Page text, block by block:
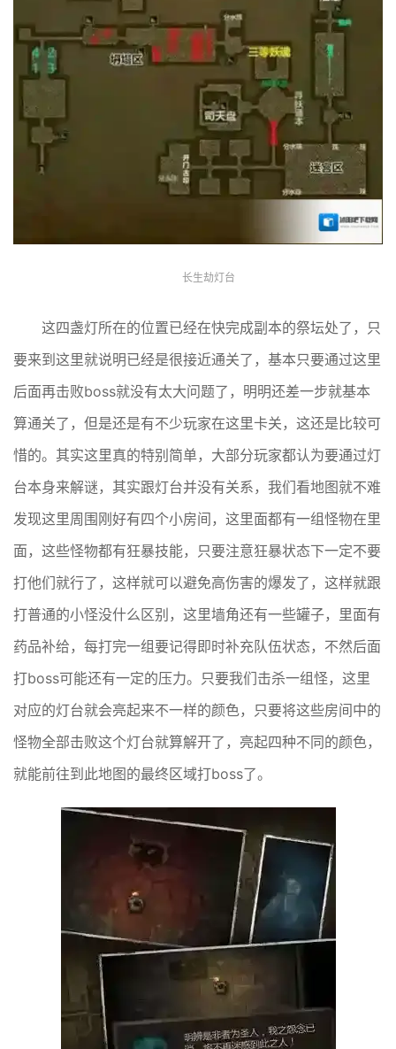
长生劫灯台
这四盏灯所在的位置已经在快完成副本的祭坛处了，只
要来到这里就说明已经是很接近通关了，基本只要通过这里
后面再击败boss就没有太大问题了，明明还差一步就基本
算通关了，但是还是有不少玩家在这里卡关，这还是比较可
惜的。其实这里真的特别简单，大部分玩家都认为要通过灯
台本身来解谜，其实跟灯台并没有关系，我们看地图就不难
发现这里周围刚好有四个小房间，这里面都有一组怪物在里
面，这些怪物都有狂暴技能，只要注意狂暴状态下一定不要
打他们就行了，这样就可以避免高伤害的爆发了，这样就跟
打普通的小怪没什么区别，这里墙角还有一些罐子，里面有
药品补给，每打完一组要记得即时补充队伍状态，不然后面
打boss可能还有一定的压力。只要我们击杀一组怪，这里
对应的灯台就会亮起来不一样的颜色，只要将这些房间中的
怪物全部击败这个灯台就算解开了，亮起四种不同的颜色，
就能前往到此地图的最终区域打boss了。